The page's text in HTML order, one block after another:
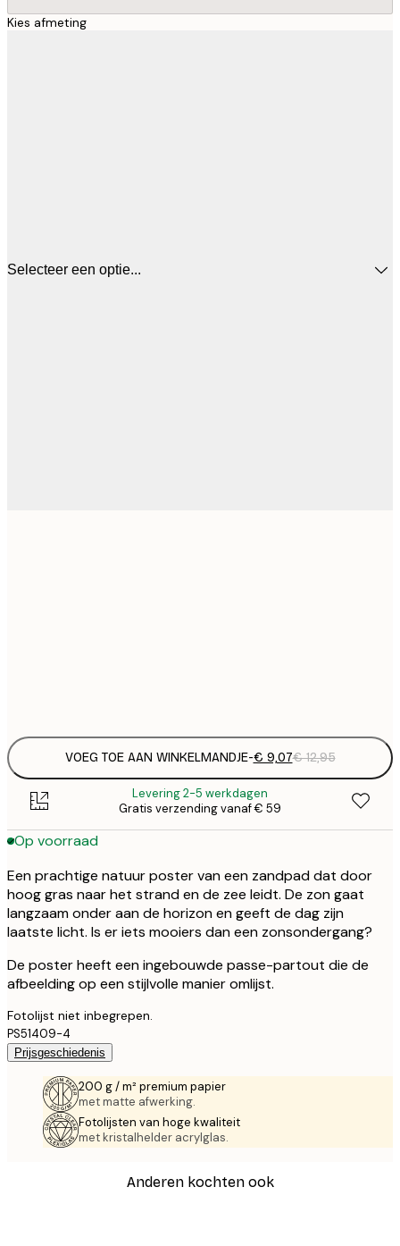
Kies afmeting
Selecteer een optie...
VOEG TOE AAN WINKELMANDJE-€ 9,07€ 12,95
Levering 2-5 werkdagen
Gratis verzending vanaf € 59
Op voorraad
Een prachtige natuur poster van een zandpad dat door
hoog gras naar het strand en de zee leidt. De zon gaat
langzaam onder aan de horizon en geeft de dag zijn
laatste licht. Is er iets mooiers dan een zonsondergang?
De poster heeft een ingebouwde passe-partout die de
afbeelding op een stijlvolle manier omlijst.
Fotolijst niet inbegrepen.
PS51409-4
Prijsgeschiedenis
200 g / m² premium papier
met matte afwerking.
Fotolijsten van hoge kwaliteit
met kristalhelder acrylglas.
Anderen kochten ook